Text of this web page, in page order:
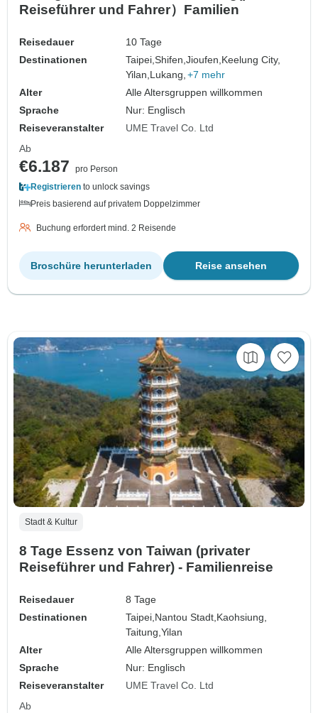
Reiseführer und Fahrer）Familien
Reisedauer
10 Tage
Destinationen
Taipei,Shifen,Jioufen, Keelung City,
Yilan, Lukang, +7 mehr
Alter
Alle Altersgruppen willkommen
Sprache
Nur: Englisch
Reiseveranstalter
UME Travel Co. Ltd
Ab
€6.187
pro Person
Registrieren to unlock savings
Preis basierend auf privatem Doppelzimmer
Buchung erfordert mind. 2 Reisende
Reise ansehen
Broschüre herunterladen
Stadt & Kultur
8 Tage Essenz von Taiwan (privater
Reiseführer und Fahrer) - Familienreise
Reisedauer
8 Tage
Destinationen
Taipei, Nantou Stadt, Kaohsiung,
Taitung,Yilan
Alter
Alle Altersgruppen willkommen
Sprache
Nur: Englisch
Reiseveranstalter
UME Travel Co. Ltd
Ab